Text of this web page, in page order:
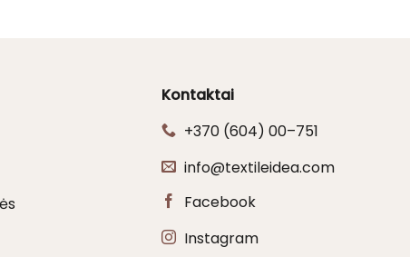
Kontaktai
+370 (604) 00–751
info@textileidea.com
Facebook
Instagram